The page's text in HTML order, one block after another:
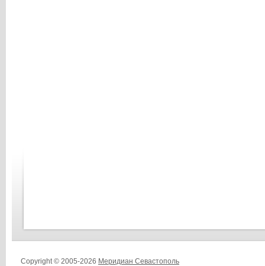
Copyright © 2005-2026 Меридиан Севастополь